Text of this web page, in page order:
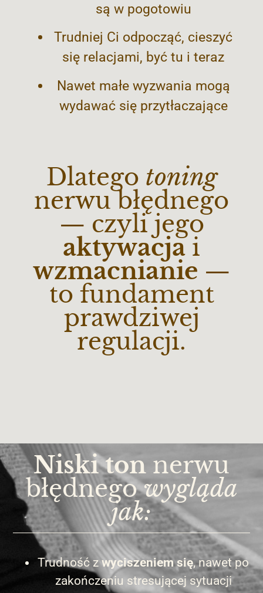
są w pogotowiu
Trudniej Ci odpocząć, cieszyć
się relacjami, być tu i teraz
Nawet małe wyzwania mogą
wydawać się przytłaczające
Dlatego toning
nerwu błędnego
— czyli jego
aktywacjai
wzmacnianie —
to fundament
prawdziwej
regulacji.
Niski ton nerwu
błędnegowygląda
jak:
Trudność z wyciszeniem się, nawet po
zakończeniu stresującej sytuacji